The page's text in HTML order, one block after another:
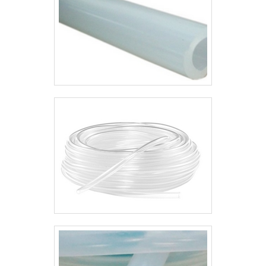
e saber mais sobre a empresa, os
serviços e os produtos!.